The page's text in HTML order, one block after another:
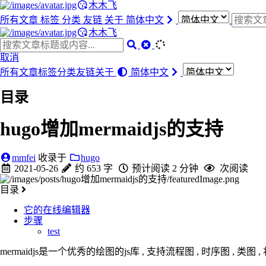
木木飞
所有文章 标签 分类 友链 关于 简体中文
木木飞
取消
所有文章标签分类友链关于 简体中文
目录
hugo增加mermaidjs的支持
mmfei 收录于
hugo
2021-05-26
约 653 字 预计阅读 2 分钟 次阅读
目录
它的在线编辑器
步骤
test
mermaidjs是一个优秀的绘图的js库 , 支持流程图 , 时序图 , 类图 ,